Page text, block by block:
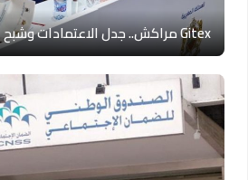
Gitex مراكش.. جدل الاعتمادات وشبح الفوضى (فيديو)